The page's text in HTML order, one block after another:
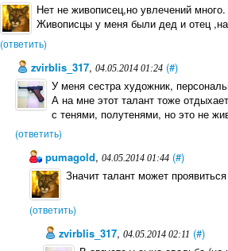
Нет не живописец,но увлечений много.
Живописцы у меня были дед и отец
(ответить)
zvirblis_317, 04.05.2014 01:24 (#)
У меня сестра художник,
А на мне этот талант тоже
с тенями, полутенями, но это не
(ответить)
pumagold, 04.05.2014 01:44 (#)
Значит талант может
(ответить)
zvirblis_317,04.05.2014 02:11 (#)